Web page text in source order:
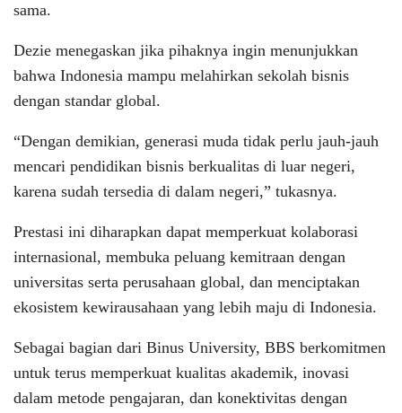
sama.
Dezie menegaskan jika pihaknya ingin menunjukkan
bahwa Indonesia mampu melahirkan sekolah bisnis
dengan standar global.
“Dengan demikian, generasi muda tidak perlu jauh-jauh
mencari pendidikan bisnis berkualitas di luar negeri,
karena sudah tersedia di dalam negeri,” tukasnya.
Prestasi ini diharapkan dapat memperkuat kolaborasi
internasional, membuka peluang kemitraan dengan
universitas serta perusahaan global, dan menciptakan
ekosistem kewirausahaan yang lebih maju di Indonesia.
Sebagai bagian dari Binus University, BBS berkomitmen
untuk terus memperkuat kualitas akademik, inovasi
dalam metode pengajaran, dan konektivitas dengan